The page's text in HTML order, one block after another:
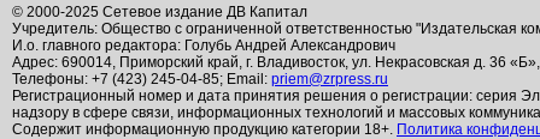
© 2000-2025 Сетевое издание ДВ Капитал
Учредитель: Общество с ограниченной ответственностью "Издательская
И.о. главного редактора: Голубь Андрей Александрович
Адрес: 690014, Приморский край, г. Владивосток, ул. Некрасовская д. 36
Телефоны: +7 (423) 245-04-85; Email: priem@zrpress.ru
Регистрационный номер и дата принятия решения о регистрации: серия
надзору в сфере связи, информационных технологий и массовых
Содержит информационную продукцию категории 18+. Политика